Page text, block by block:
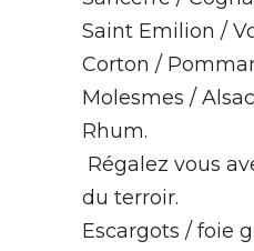
Saint Emilion /
Corton /
Molesmes /
Rhum.
Régalez vous
du terroir.
Escargots / foie